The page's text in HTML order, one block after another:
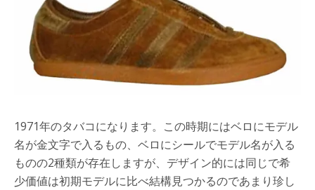
1971年のタバコになります。この時期にはベロにモデル
名が金文字で入るもの、ベロにシールでモデル名が入る
ものの2種類が存在しますが、デザイン的には同じで希
少価値は初期モデルに比べ結構見つかるのであまり珍し